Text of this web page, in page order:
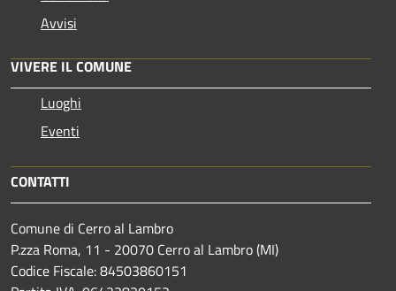
Avvisi
VIVERE IL COMUNE
Luoghi
Eventi
CONTATTI
Comune di Cerro al Lambro
P.zza Roma, 11 - 20070 Cerro al Lambro (MI)
Codice Fiscale: 84503860151